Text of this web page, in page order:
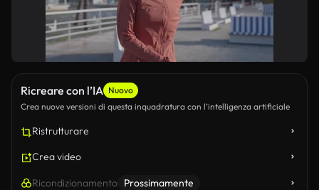
Ricreare con l’IA Nuovo
Crea nuove versioni di questa inquadratura con l’intelligenza artificiale
Ristrutturare
Crea video
Ricondizionamento Prossimamente